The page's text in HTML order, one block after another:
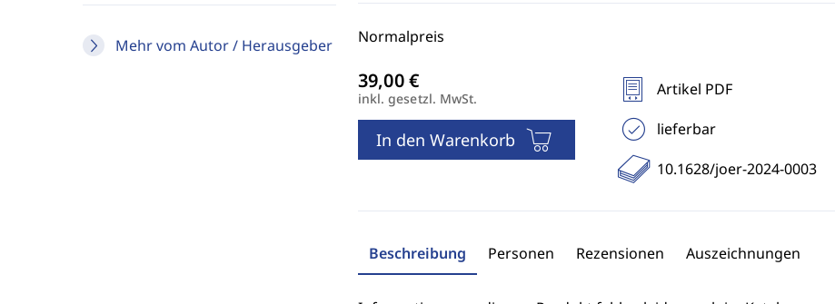
Mehr vom Autor / Herausgeber Normalpreis
inkl. gesetzl. MwSt.
In den Warenkorb
Artikel PDF
lieferbar
10.1628/joer-2024-0003
Beschreibung Personen Rezensionen Auszeichnungen